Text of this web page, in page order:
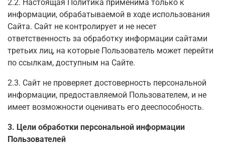
2.2. Настоящая Политика применима только к
информации, обрабатываемой в ходе использования
Сайта. Сайт не контролирует и не несет
ответственность за обработку информации сайтами
третьих лиц, на которые Пользователь может перейти
по ссылкам, доступным на Сайте.
2.3. Сайт не проверяет достоверность персональной
информации, предоставляемой Пользователем, и не
имеет возможности оценивать его дееспособность.
3. Цели обработки персональной информации
Пользователей